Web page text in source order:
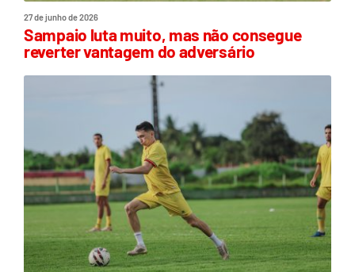
27 de junho de 2026
Sampaio luta muito, mas não consegue
reverter vantagem do adversário